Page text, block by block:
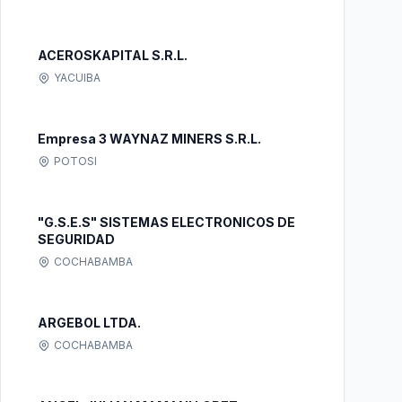
ACEROSKAPITAL S.R.L.
YACUIBA
Empresa 3 WAYNAZ MINERS S.R.L.
POTOSI
"G.S.E.S" SISTEMAS ELECTRONICOS DE
SEGURIDAD
COCHABAMBA
ARGEBOL LTDA.
COCHABAMBA